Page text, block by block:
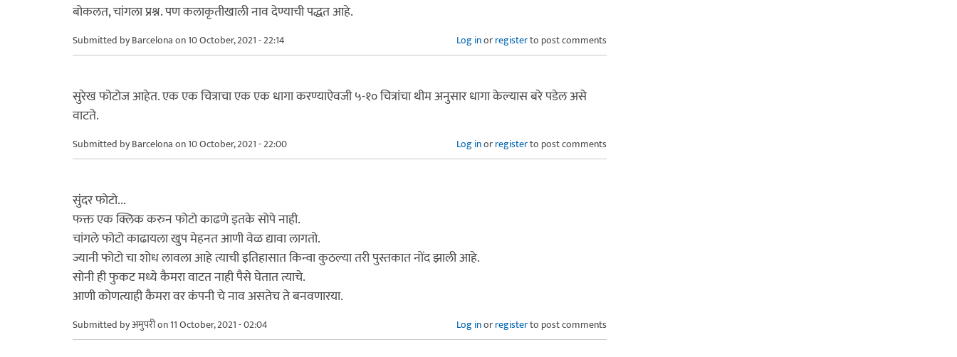
बोकलत, चांगला प्रश्न. पण कलाकृतीखाली नाव देण्याची पद्धत आहे.
Submitted byBarcelonaon 10 October, 2021 - 22:14 Log inorregisterto post comments
सुरेख फोटोज आहेत. एक एक चित्राचा एक एक धागा करण्याऐवजी ५-१० चित्रांचा थीम अनुसार धागा केल्यास बरे पडेल असे
वाटते.
Submitted byBarcelonaon 10 October, 2021 - 22:00 Log inorregisterto post comments
सुंदर फोटो...
फक्त एक क्लिक करुन फोटो काढणे इतके सोपे नाही.
चांगले फोटो काढायला खुप मेहनत आणी वेळ द्यावा लागतो.
ज्यानी फोटो चा शोध लावला आहे त्याची इतिहासात किन्वा कुठल्या तरी पुस्तकात नोंद झाली आहे.
सोनी ही फुकट मध्ये कैमरा वाटत नाही पैसे घेतात त्याचे.
आणी कोणत्याही कैमरा वर कंपनी चे नाव असतेच ते बनवणारया.
Submitted byअमुपरीon 11 October, 2021 - 02:04 Log inorregisterto post comments